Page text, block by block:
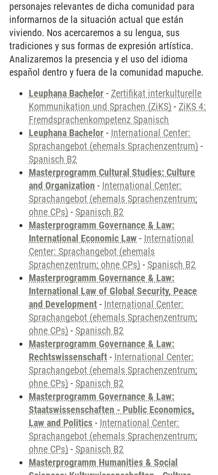
personajes relevantes de dicha comunidad para
informarnos de la situación actual que están
viviendo. Nos acercaremos a su lengua, sus
tradiciones y sus formas de expresión artística.
Analizaremos la presencia y el uso del idioma
español dentro y fuera de la comunidad mapuche.
Leuphana Bachelor - Zertifikat interkulturelle
Kommunikation und Sprachen (ZiKS) - ZiKS 4:
Fremdsprachenkompetenz Spanisch
Leuphana Bachelor - International Center:
Sprachangebot (ehemals Sprachenzentrum) -
Spanisch B2
Masterprogramm Cultural Studies: Culture
and Organization - International Center:
Sprachangebot (ehemals Sprachenzentrum;
ohne CPs) - Spanisch B2
Masterprogramm Governance & Law:
International Economic Law - International
Center: Sprachangebot (ehemals
Sprachenzentrum; ohne CPs) - Spanisch B2
Masterprogramm Governance & Law:
International Law of Global Security, Peace
and Development - International Center:
Sprachangebot (ehemals Sprachenzentrum;
ohne CPs) - Spanisch B2
Masterprogramm Governance & Law:
Rechtswissenschaft - International Center:
Sprachangebot (ehemals Sprachenzentrum;
ohne CPs) - Spanisch B2
Masterprogramm Governance & Law:
Staatswissenschaften - Public Economics,
Law and Politics - International Center:
Sprachangebot (ehemals Sprachenzentrum;
ohne CPs) - Spanisch B2
Masterprogramm Humanities & Social